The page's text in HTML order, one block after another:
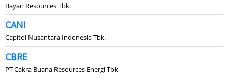
Bayan Resources Tbk.
CANI
Capitol Nusantara Indonesia Tbk.
CBRE
PT Cakra Buana Resources Energi Tbk